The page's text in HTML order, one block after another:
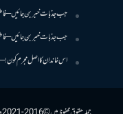
جب جذبات خبر بن جائیں –
جب جذبات خبر بن جائیں –
اس خاندان کا اصل مجرم کون! –